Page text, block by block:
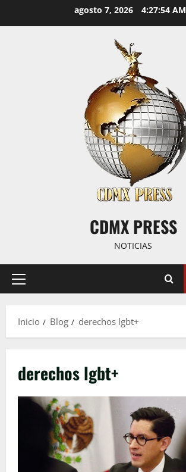
agosto 7, 2026 4:27:54 AM
CDMX PRESS
NOTICIAS
Menú
Inicio Blog derechos lgbt+
derechos lgbt+